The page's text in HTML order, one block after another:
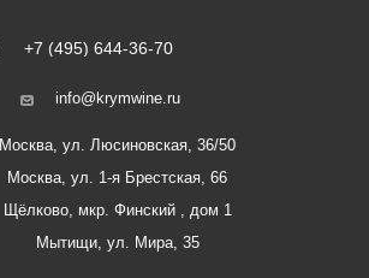
+7 (495) 644-36-70
info@krymwine.ru
Москва, ул. Люсиновская, 36/50
Москва, ул. 1-я Брестская, 66
Щёлково, мкр. Финский , дом 1
Мытищи, ул. Мира, 35